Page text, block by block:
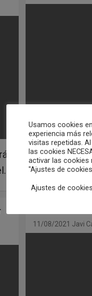
Durante la
produjo una
momentos…
11/08/2021 Javi
Usamos cookies
experiencia más
visitas repetidas.
las cookies
activar las cookies
"Ajustes de
Ajustes de cookies